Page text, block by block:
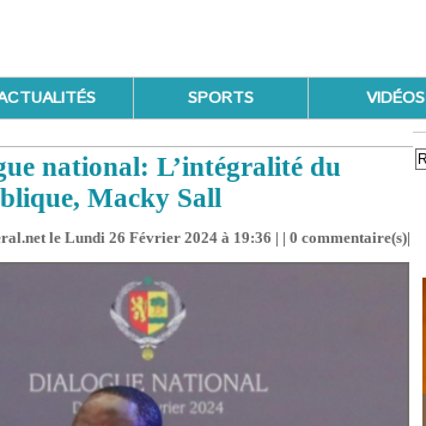
SPORTS VIDÉOS
national: L’intégralité du
Macky Sall
le Lundi 26 Février 2024 à 19:36 | | 0 commentaire(s)|